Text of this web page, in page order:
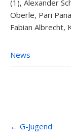
(1), Alexander
Oberle, Pari
Fabian Albrecht,
News
navigation
← G-Jugend